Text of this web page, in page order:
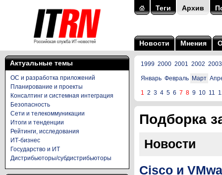
Теги Архив
Новости Мнения
Актуальные темы
ОС и разработка приложений
Планирование и проекты
Консалтинг и системная интеграция
Безопасность
Сети и телекоммуникации
Итоги и тенденции
Рейтинги, исследования
ИТ-бизнес
Государство и ИТ
Дистрибьюторы/субдистрибьюторы
1999 2000 2001 2002 2003
Январь Февраль Март
1 2 3 4 5 6 7 8 9 10 11
Подборка
Новости
Cisco и